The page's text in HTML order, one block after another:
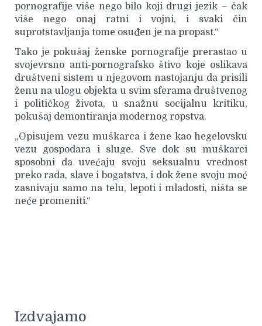
pornografije više nego bilo koji drugi jezik – čak
više nego onaj ratni i vojni, i svaki čin
suprotstavljanja tome osuđen je na propast.“
Tako je pokušaj ženske pornografije prerastao u
svojevrsno anti-pornografsko štivo koje oslikava
društveni sistem u njegovom nastojanju da prisili
ženu na ulogu objekta u svim sferama društvenog
i političkog života, u snažnu socijalnu kritiku,
pokušaj demontiranja modernog ropstva.
„Opisujem vezu muškarca i žene kao hegelovsku
vezu gospodara i sluge. Sve dok su muškarci
sposobni da uvećaju svoju seksualnu vrednost
preko rada, slave i bogatstva, i dok žene svoju moć
zasnivaju samo na telu, lepoti i mladosti, ništa se
neće promeniti.“
Izdvajamo